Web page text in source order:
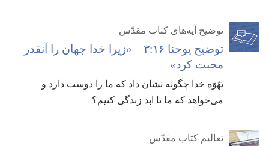
توضیح آیه‌های کتاب مقدّس
توضیح یوحنا ۱۶:‏۳—‏«زیرا خدا جهان را آنقدر
محبت کرد»‏
یَهُوَه خدا چگونه نشان داد که ما را دوست دارد و
می‌خواهد که ما تا ابد زندگی کنیم؟‏
تعالیم کتاب مقدّس